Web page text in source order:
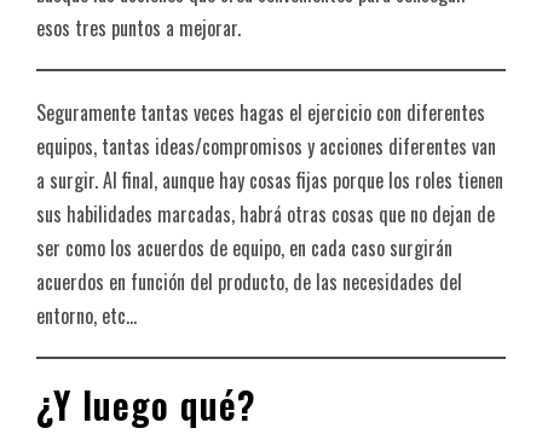
esos tres puntos a mejorar.
Seguramente tantas veces hagas el ejercicio con diferentes
equipos, tantas ideas/compromisos y acciones diferentes van
a surgir. Al final, aunque hay cosas fijas porque los roles tienen
sus habilidades marcadas, habrá otras cosas que no dejan de
ser como los acuerdos de equipo, en cada caso surgirán
acuerdos en función del producto, de las necesidades del
entorno, etc…
¿Y luego qué?